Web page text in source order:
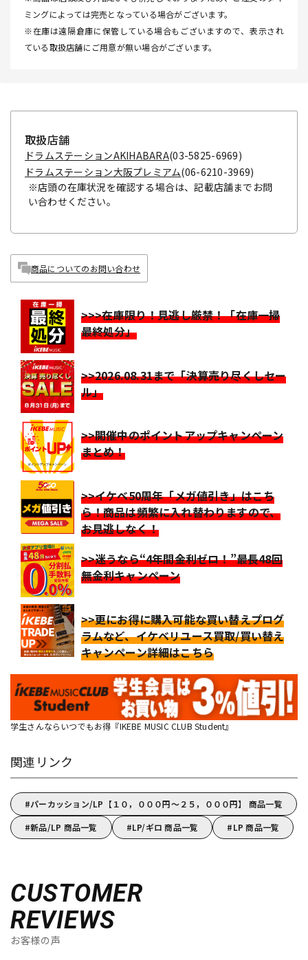
ミングによっては完売となっている場合がございます。
※在庫は遠隔倉庫に保管している場合もございますので、表示され
ている取扱店舗にご用意が無い場合がございます。
取扱店舗
ドラムステーションAKIHABARA(03-5825-6969)
ドラムステーション大阪プレミアム(06-6210-3969)
※店頭の在庫状況を確認する場合は、記載店舗までお問
い合わせください。
商品についてのお問い合わせ
>>>在庫限り！見逃し厳禁！「在庫一掃
最終処分」
>>2026.08.31まで「決算売り尽くしセー
ル」
>>開催中のポイントアップキャンペーン
まとめ！
>>イケベ50周年「メガ値引き」はこち
ら！商品は頻繁に入れ替わりますので、
お見逃しなく！
>>迷うなら“4年間金利ゼロ！”最長48回
無金利キャンペーン
>>更にお得に購入可能な買い替えプログ
ラムなど、イケベリユース買取/買い替え
キャンペーン詳細はこちら
学生さんならいつでもお得『IKEBE MUSIC CLUB Student』
関連リンク
パーカッション/LP【１０，０００円～２５，０００円】 商品一覧
新品/LP 商品一覧
LP/ギロ 商品一覧 LP 商品一覧
CUSTOMER
REVIEWS
お客様の声